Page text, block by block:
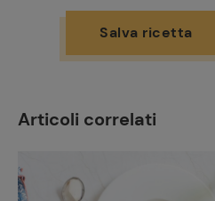
Salva ricetta
Articoli correlati